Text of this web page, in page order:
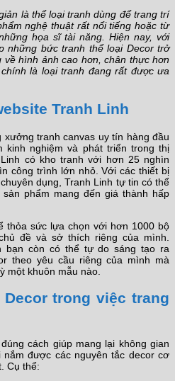
là thể loại tranh dùng để trang trí
nghệ thuật rất nổi tiếng hoặc từ
họa sĩ tài năng. Hiện nay, với
những bức tranh thể loại Decor trở
hình ảnh cao hơn, chân thực hơn
là loại tranh đang rất được ưa
Tranh Linh
tranh canvas uy tín hàng đầu
kinh nghiệm và phát triển trong thị
có kho tranh với hơn 25 nghìn
công trình lớn nhỏ. Với các thiết bị
dụng, Tranh Linh tự tin có thể
phẩm mang đến giá thành hấp
thỏa sức lựa chọn với hơn 1000 bộ
đề và sở thích riêng của mình.
bạn còn có thể tự do sáng tạo ra
theo yêu cầu riêng của mình mà
một khuôn mẫu nào.
trong việc trang
cách giúp mang lại không gian
được các nguyên tắc decor cơ
Cụ thể: